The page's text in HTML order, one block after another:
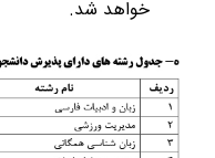
خواهد شد.